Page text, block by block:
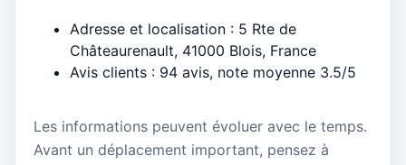
Adresse et localisation : 5 Rte de
Châteaurenault, 41000 Blois, France
Avis clients : 94 avis, note moyenne 3.5/5
Les informations peuvent évoluer avec le temps.
Avant un déplacement important, pensez à